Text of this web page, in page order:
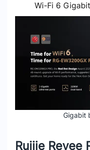
Wi-Fi 6
Gigabit
Ruijie Reyee